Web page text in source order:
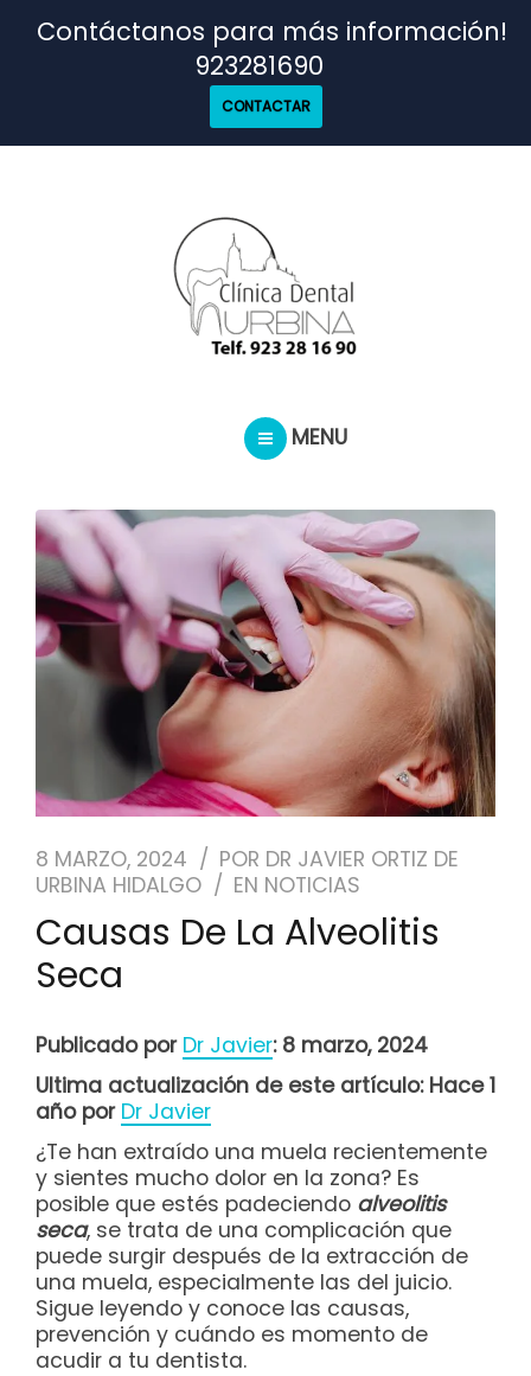
Contáctanos para más información!
923281690
CONTACTAR
MENU
TRATAMIENTOS
NUESTRO EQUIPO
CASOS REALES
SEGUROS DENTALES
8 MARZO, 2024 POR DR JAVIER ORTIZ DE
URBINA HIDALGO
EN NOTICIAS
Causas De La Alveolitis
Seca
Publicado por Dr Javier: 8 marzo, 2024
Ultima actualización de este artículo: Hace 1
año por Dr Javier
¿Te han extraído una muela recientemente
y sientes mucho dolor en la zona? Es
posible que estés padeciendo alveolitis
seca, se trata de una complicación que
puede surgir después de la extracción de
una muela, especialmente las del juicio.
Sigue leyendo y conoce las causas,
prevención y cuándo es momento de
acudir a tu dentista.